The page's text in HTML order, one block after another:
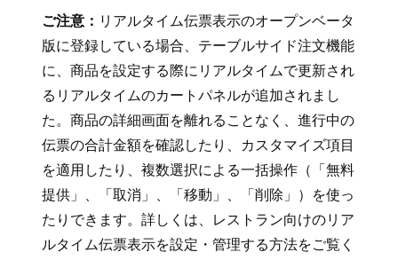
ご注意： リアルタイム伝票表示のオープンベータ
版に登録している場合、テーブルサイド注文機能
に、商品を設定する際にリアルタイムで更新され
るリアルタイムのカートパネルが追加されまし
た。商品の詳細画面を離れることなく、進行中の
伝票の合計金額を確認したり、カスタマイズ項目
を適用したり、複数選択による一括操作（「無料
提供」、「取消」、「移動」、「削除」）を使っ
たりできます。詳しくは、
レストラン向けのリア
ルタイム伝票表示を設定・管理する方法をご覧く